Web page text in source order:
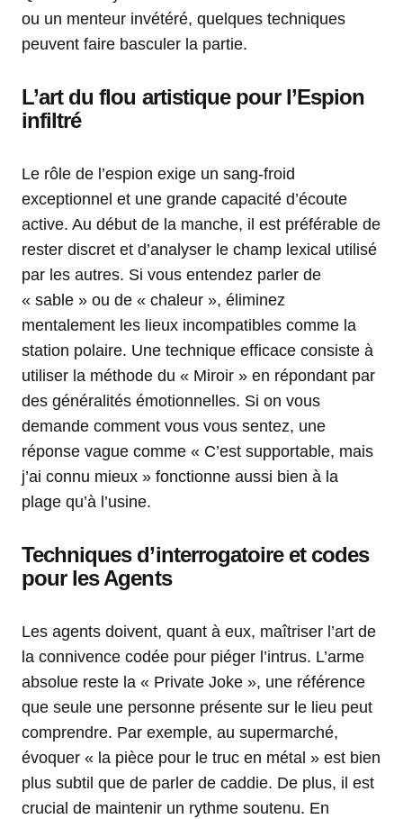
ou un menteur invétéré, quelques techniques
peuvent faire basculer la partie.
L’art du flou artistique pour l’Espion
infiltré
Le rôle de l’espion exige un sang-froid
exceptionnel et une grande capacité d’écoute
active. Au début de la manche, il est préférable de
rester discret et d’analyser le champ lexical utilisé
par les autres. Si vous entendez parler de
« sable » ou de « chaleur », éliminez
mentalement les lieux incompatibles comme la
station polaire. Une technique efficace consiste à
utiliser la méthode du « Miroir » en répondant par
des généralités émotionnelles. Si on vous
demande comment vous vous sentez, une
réponse vague comme « C’est supportable, mais
j’ai connu mieux » fonctionne aussi bien à la
plage qu’à l’usine.
Techniques d’interrogatoire et codes
pour les Agents
Les agents doivent, quant à eux, maîtriser l’art de
la connivence codée pour piéger l’intrus. L’arme
absolue reste la « Private Joke », une référence
que seule une personne présente sur le lieu peut
comprendre. Par exemple, au supermarché,
évoquer « la pièce pour le truc en métal » est bien
plus subtil que de parler de caddie. De plus, il est
crucial de maintenir un rythme soutenu. En